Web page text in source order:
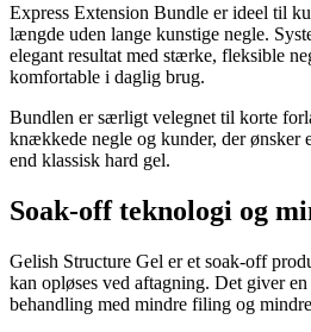
Express Extension Bundle er ideel til
længde uden lange kunstige negle.
elegant resultat med stærke, fleksible
komfortable i daglig brug.
Bundlen er særligt velegnet til korte
knækkede negle og kunder, der ønsker
end klassisk hard gel.
Soak-off teknologi og
Gelish Structure Gel er et soak-off
kan opløses ved aftagning. Det giver
behandling med mindre filing og